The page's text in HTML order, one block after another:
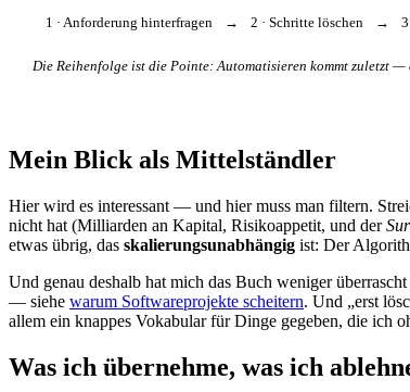
1 · Anforderung hinterfragen → 2 · Schritte löschen →
Die Reihenfolge ist die Pointe: Automatisieren kommt zuletzt —
Mein Blick als Mittelständler
Hier wird es interessant — und hier muss man filtern.
nicht hat (Milliarden an Kapital, Risikoappetit, und der
etwas übrig, das skalierungsunabhängig ist: Der
Und genau deshalb hat mich das Buch weniger
— siehe warum Softwareprojekte scheitern. Und „erst
allem ein knappes Vokabular für Dinge gegeben, die ich
Was ich übernehme, was ich